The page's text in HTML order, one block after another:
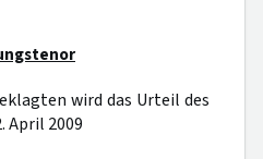
wird das Urteil des
April 2009